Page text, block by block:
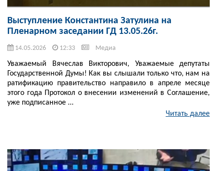
Выступление Константина Затулина на
Пленарном заседании ГД 13.05.26г.
14.05.2026 12:33 Медиа
Уважаемый Вячеслав Викторович, Уважаемые депутаты
Государственной Думы! Как вы слышали только что, нам на
ратификацию правительство направило в апреле месяце
этого года Протокол о внесении изменений в Соглашение,
уже подписанное ...
Читать далее